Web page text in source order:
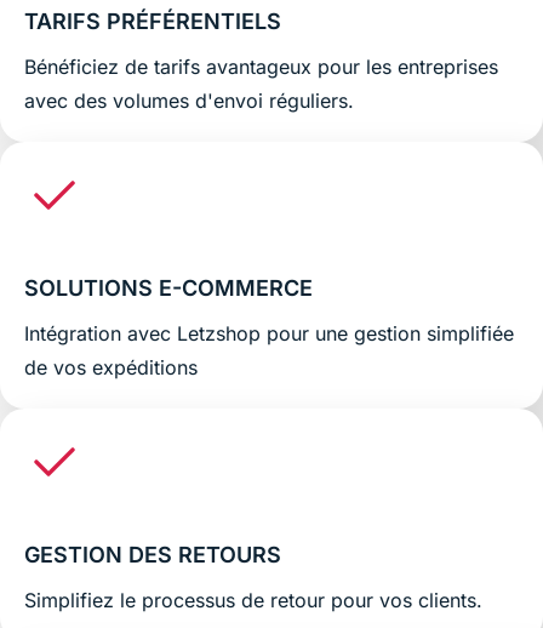
TARIFS PRÉFÉRENTIELS
Bénéficiez de tarifs avantageux pour les entreprises
avec des volumes d'envoi réguliers.
SOLUTIONS E-COMMERCE
Intégration avec Letzshop pour une gestion simplifiée
de vos expéditions
GESTION DES RETOURS
Simplifiez le processus de retour pour vos clients.